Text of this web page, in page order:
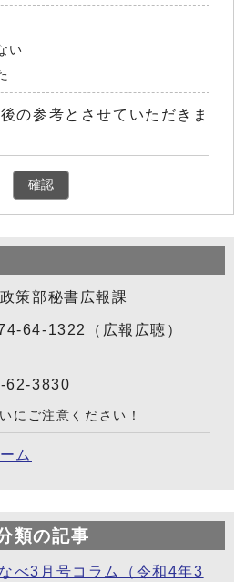
い
の参考とさせていただきま
確認
策部秘書広報課
64-1322（広報広聴）
62-3830
にご注意ください！
ム
類の記事
べ3月号コラム（令和4年3